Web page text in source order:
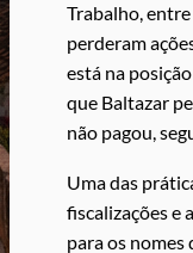
Trabalho,
perderam
está na
que Baltazar
não pagou,
Uma das
fiscalizações e
para os nomes